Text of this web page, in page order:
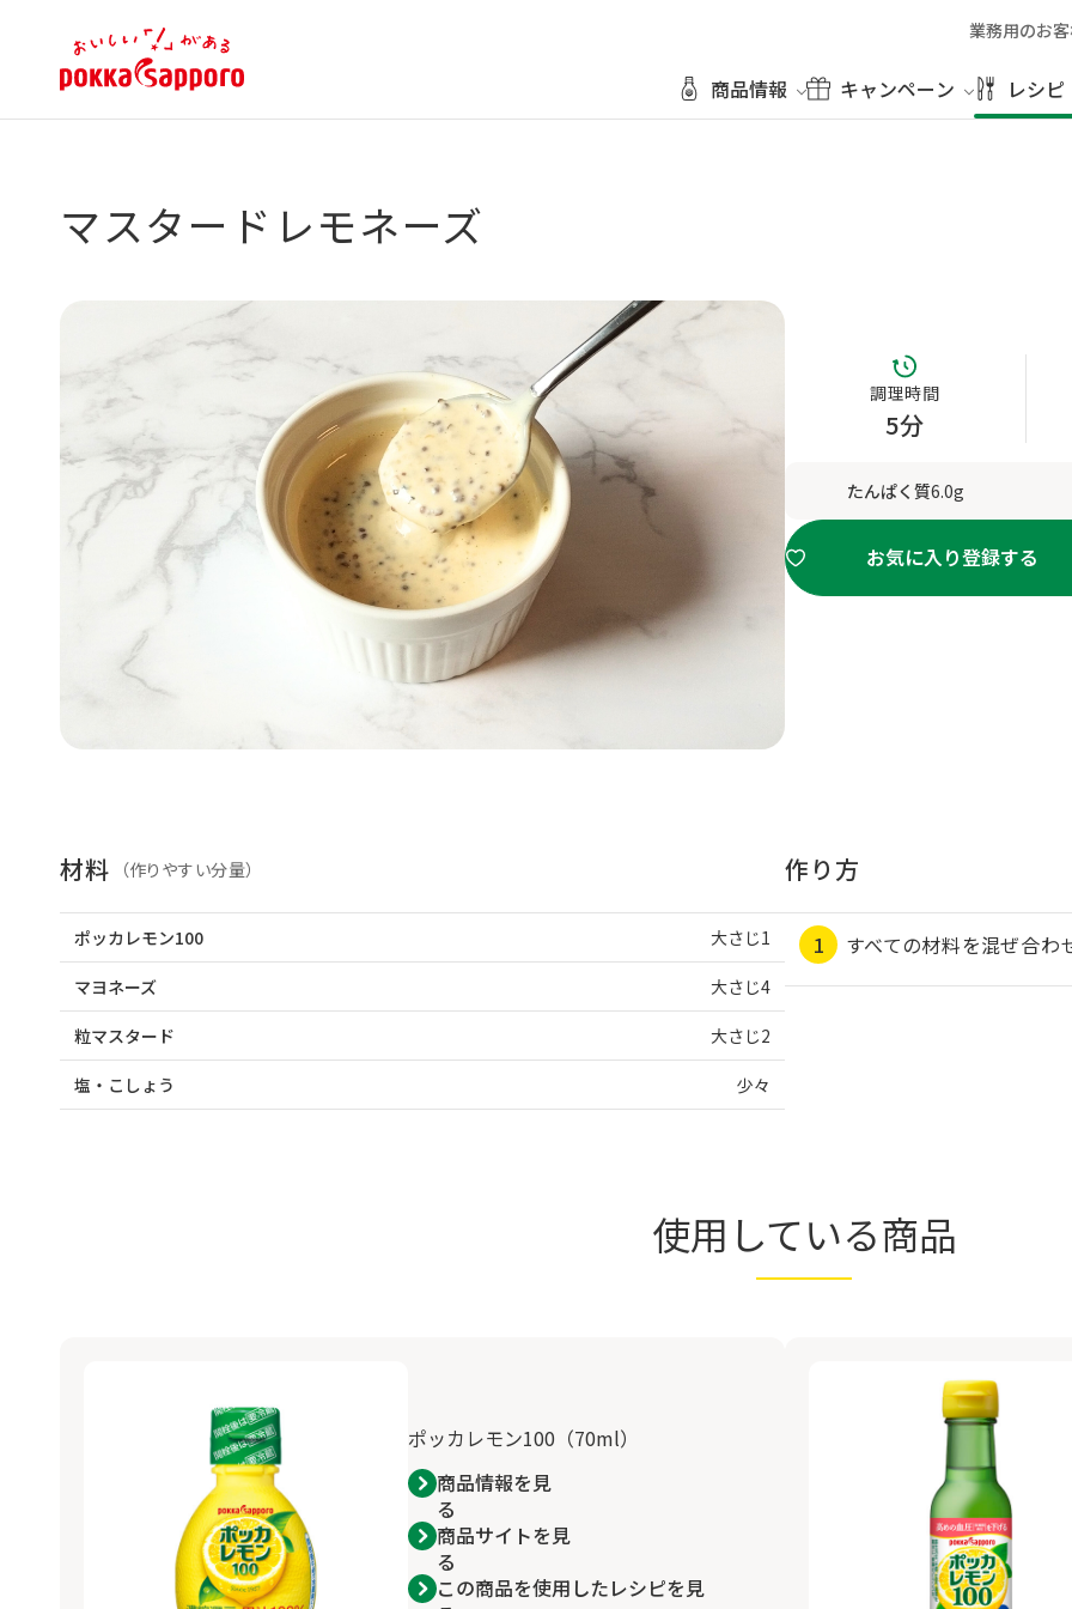
商品情報 キャンペーン レシピ
業務用のお
マスタードレモネーズ
調理時間
5分
たんぱく質6.0g
お気に入り登録する
材料 （作りやすい分量）
ポッカレモン100 大さじ1
マヨネーズ 大さじ4
粒マスタード 大さじ2
塩・こしょう 少々
作り方
すべての材料を混ぜ合わ
使用している商品
ポッカレモン100（70ml）
商品情報を見
る
商品サイトを見
る
この商品を使用したレシピを見